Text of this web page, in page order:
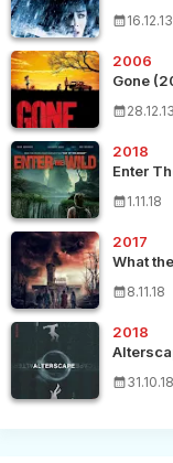
16.12.13
2006
Gone
28.12.13
2018
Enter
1.11.18
2017
What
8.11.18
2018
31.10.18